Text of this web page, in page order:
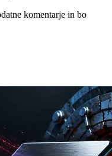
komentarje in bo